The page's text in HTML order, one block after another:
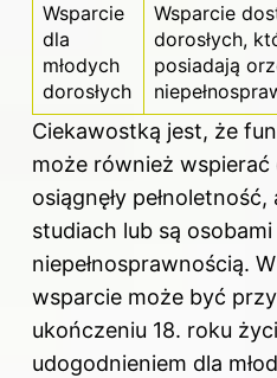
Wsparcie
dla
młodych
dorosłych
Wsparcie
dorosłych,
posiadają
Ciekawostką jest, że
może również
osiągnęły
studiach lub są osobami
niepełnosprawnością.
wsparcie może być
ukończeniu 18. roku
udogodnieniem dla